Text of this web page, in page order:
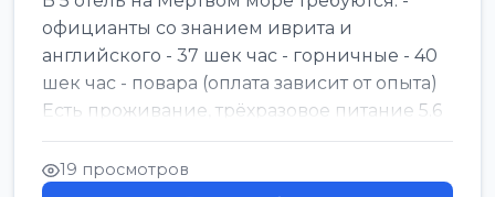
официанты со знанием иврита и
английского - 37 шек час - горничные - 40
шек час - повара (оплата зависит от опыта)
Есть проживание, трёхразовое питание 5.6
шек в...
19 просмотров